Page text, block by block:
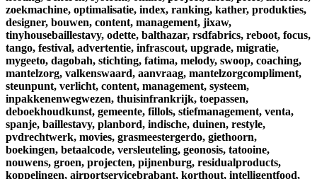
zoekmachine, optimalisatie, index, ranking, kather, produkties,
designer, bouwen, content, management, jixaw,
tinyhousebaillestavy, odette, balthazar, rsdfabrics, reboot, focus,
tango, festival, advertentie, infrascout, upgrade, migratie,
mygeeto, dagobah, stichting, fatima, melody, swoop, coaching,
mantelzorg, valkenswaard, aanvraag, mantelzorgcompliment,
steunpunt, verlicht, content, management, systeem,
inpakkenenwegwezen, thuisinfrankrijk, toepassen,
deboekhoudkunst, gemeente, fillols, stiefmanagement, venta,
spanje, baillestavy, planbord, indische, duinen, restyle,
pvdrechtwerk, movies, grasmeestergerdo, giethoorn,
boekingen, betaalcode, versleuteling, geonosis, tatooine,
nouwens, groen, projecten, pijnenburg, residualproducts,
koppelingen, airportservicebrabant, korthout, intelligentfood,